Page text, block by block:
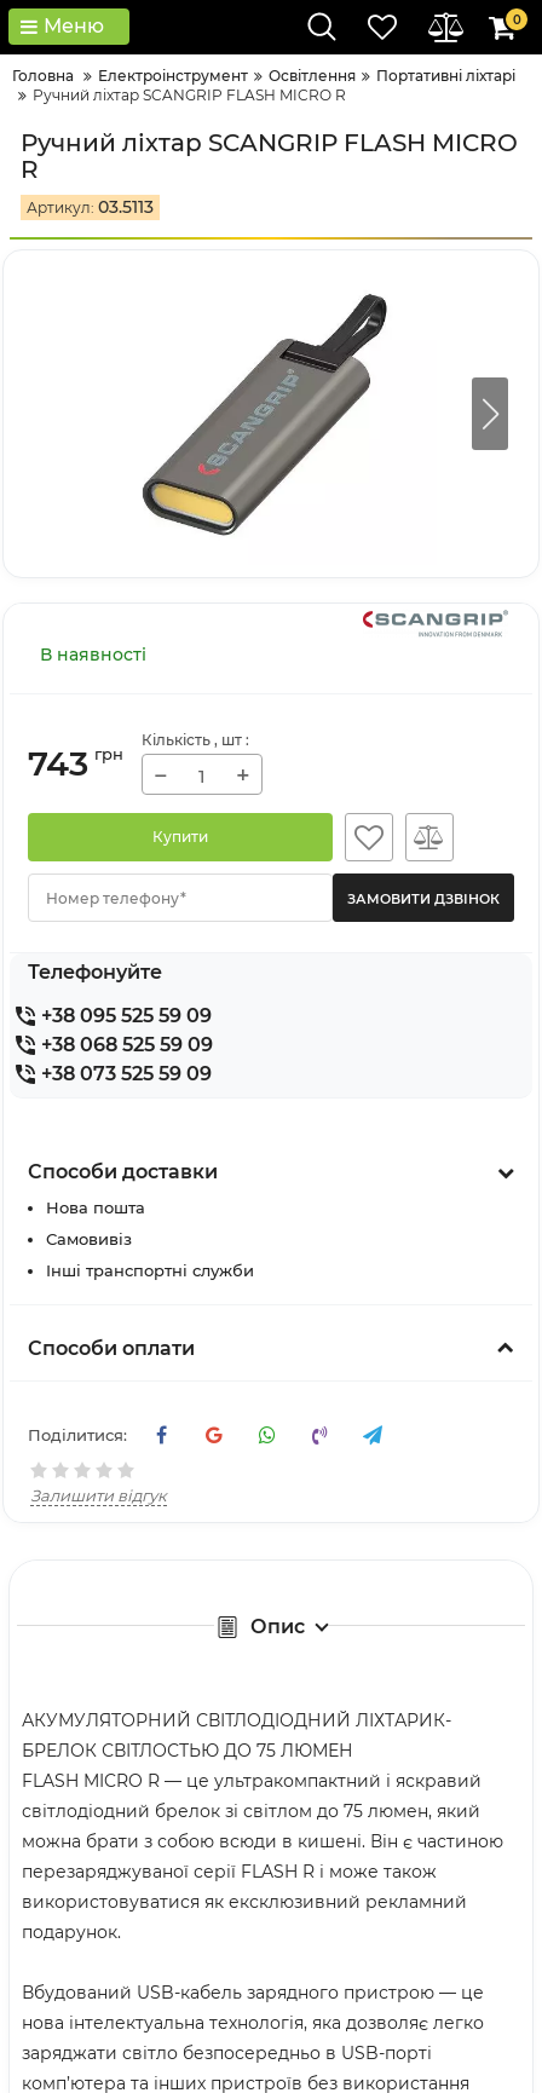
Меню 0
Головна Електроінструмент Освітлення
Портативні ліхтарі
Ручний ліхтар SCANGRIP FLASH MICRO R
Ручний ліхтар SCANGRIP FLASH MICRO
R
Артикул: 03.5113
В наявності
743 грн
Кількість , шт :
− +
Купити
Номер телефону*
Телефонуйте
+38 095 525 59 09
+38 068 525 59 09
+38 073 525 59 09
Способи доставки
Нова пошта
Самовивіз
Інші транспортні служби
Способи оплати
Поділитися:
Залишити відгук
Опис
АКУМУЛЯТОРНИЙ СВІТЛОДІОДНИЙ ЛІХТАРИК-
БРЕЛОК СВІТЛОСТЬЮ ДО 75 ЛЮМЕН
FLASH MICRO R — це ультракомпактний і яскравий
світлодіодний брелок зі світлом до 75 люмен, який
можна брати з собою всюди в кишені. Він є частиною
перезаряджуваної серії FLASH R і може також
використовуватися як ексклюзивний рекламний
подарунок.
Вбудований USB-кабель зарядного пристрою — це
нова інтелектуальна технологія, яка дозволяє легко
заряджати світло безпосередньо в USB-порті
комп’ютера та інших пристроїв без використання